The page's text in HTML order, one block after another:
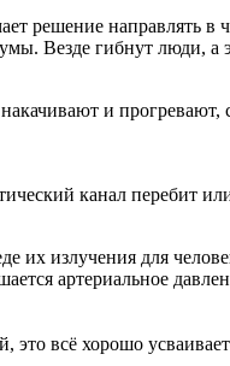
решение направлять в
Везде гибнут люди, а
и прогревают,
канал перебит
их излучения для
артериальное
всё хорошо